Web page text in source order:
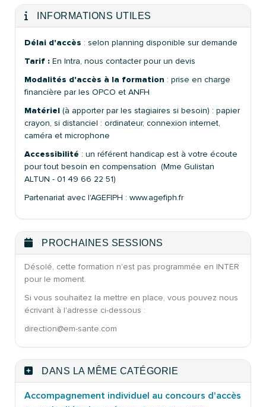
INFORMATIONS UTILES
Délai d'accès : selon planning disponible sur demande
Tarif : En Intra, nous contacter pour un devis
Modalités d'accès à la formation : prise en charge
financière par les OPCO et ANFH
Matériel (à apporter par les stagiaires si besoin) : papier
crayon, si distanciel : ordinateur, connexion internet,
caméra et microphone
Accessibilité : un référent handicap est à votre écoute
pour tout besoin en compensation (Mme Gulistan
ALTUN - 01 49 66 22 51)
Partenariat avec l'AGEFIPH : www.agefiph.fr
PROCHAINES SESSIONS
Désolé, cette formation n'est pas programmée en INTER
pour le moment.
Si vous souhaitez la mettre en place, vous pouvez nous
écrivant à l'adresse ci-dessous :
direction@em-sante.com
DANS LA MÊME CATÉGORIE
Accompagnement individuel au concours d'accès